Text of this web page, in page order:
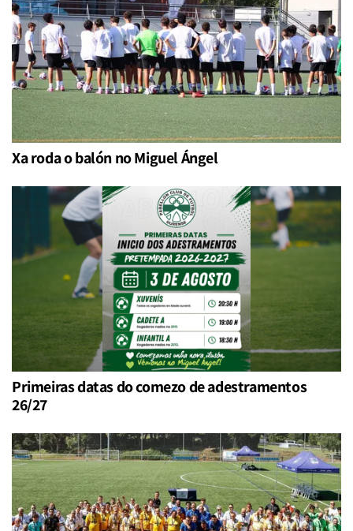
Xa roda o balón no Miguel Ángel
Primeiras datas do comezo de adestramentos
26/27